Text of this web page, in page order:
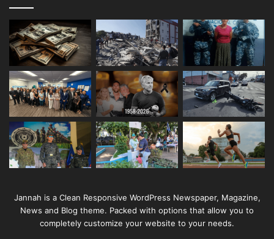
Jannah is a Clean Responsive WordPress Newspaper, Magazine,
News and Blog theme. Packed with options that allow you to
completely customize your website to your needs.